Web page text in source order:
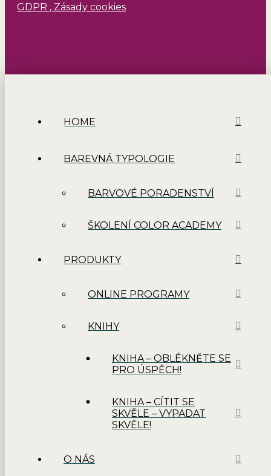
GDPR , Zásady cookies
HOME
BAREVNÁ TYPOLOGIE
BARVOVÉ PORADENSTVÍ
ŠKOLENÍ COLOR ACADEMY
PRODUKTY
ONLINE PROGRAMY
KNIHY
KNIHA – OBLÉKNĚTE SE
PRO ÚSPĚCH!
KNIHA – CÍTIT SE
SKVĚLE – VYPADAT
SKVĚLE!
O NÁS